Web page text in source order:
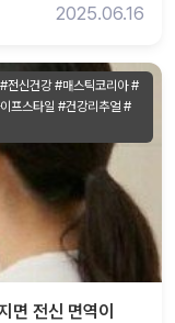
2025.06.16
전신건강 #매스틱코리아 #
프스타일 #건강리추얼 #
면 전신 면역이